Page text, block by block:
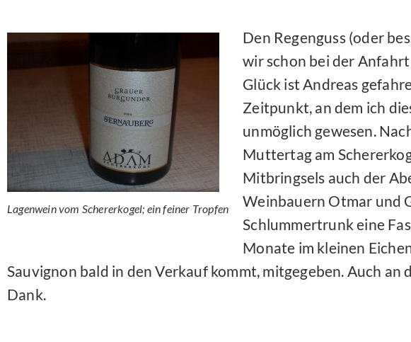
Lagenwein vom Schererkogel; ein feiner Tropfen
Den Regenguss (oder
wir schon bei der
Glück ist Andreas
Zeitpunkt, an dem ich
unmöglich gewesen.
Muttertag am
Mitbringsels auch der
Weinbauern Otmar und
Schlummertrunk eine
Monate im kleinen
Sauvignon bald in den Verkauf kommt, mitgegeben. Auch
Dank.